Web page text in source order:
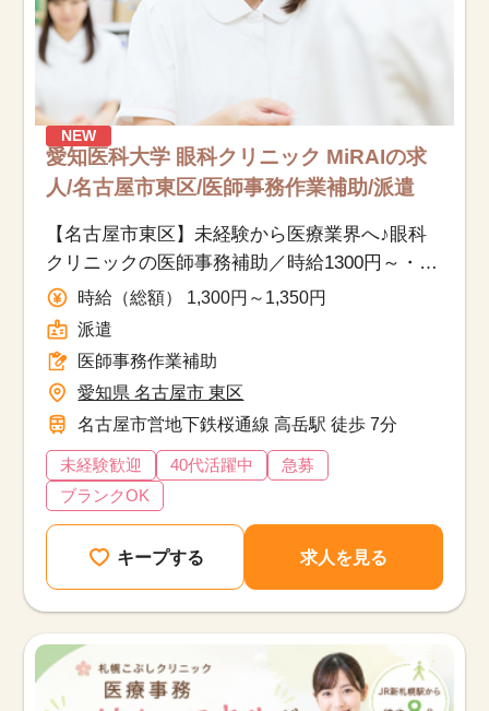
NEW
愛知医科大学 眼科クリニック MiRAIの求
人/名古屋市東区/医師事務作業補助/派遣
【名古屋市東区】未経験から医療業界へ♪眼科
クリニックの医師事務補助／時給1300円～・週
3日以上でOK
時給（総額） 1,300円～1,350円
派遣
医師事務作業補助
愛知県 名古屋市 東区
名古屋市営地下鉄桜通線 高岳駅 徒歩 7分
未経験歓迎 40代活躍中
急募
ブランクOK
キープする 求人を見る